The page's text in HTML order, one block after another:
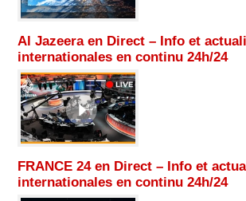
Al Jazeera en Direct – Info et
internationales en continu 24h/24
FRANCE 24 en Direct – Info et
internationales en continu 24h/24